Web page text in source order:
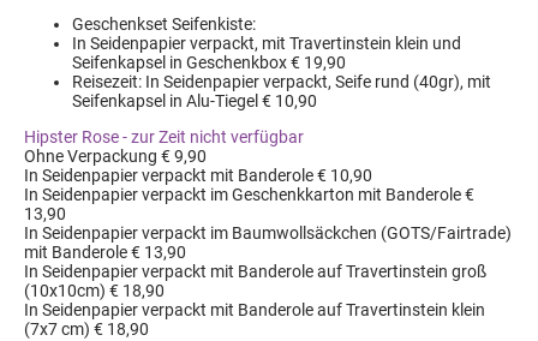
Geschenkset Seifenkiste:
In Seidenpapier verpackt, mit Travertinstein klein und
Seifenkapsel in Geschenkbox € 19,90
Reisezeit: In Seidenpapier verpackt, Seife rund (40gr), mit
Seifenkapsel in Alu-Tiegel € 10,90
Hipster Rose - zur Zeit nicht verfügbar
Ohne Verpackung € 9,90
In Seidenpapier verpackt mit Banderole € 10,90
In Seidenpapier verpackt im Geschenkkarton mit Banderole €
13,90
In Seidenpapier verpackt im Baumwollsäckchen (GOTS/Fairtrade)
mit Banderole € 13,90
In Seidenpapier verpackt mit Banderole auf Travertinstein groß
(10x10cm) € 18,90
In Seidenpapier verpackt mit Banderole auf Travertinstein klein
(7x7 cm) € 18,90